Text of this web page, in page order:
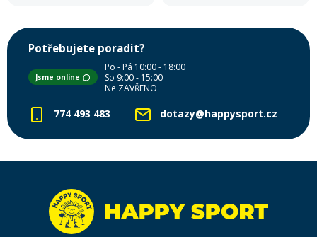
Potřebujete poradit?
Jsme online
Po - Pá 10:00 - 18:00
So 9:00 - 15:00
Ne ZAVŘENO
774 493 483 dotazy@happysport.cz